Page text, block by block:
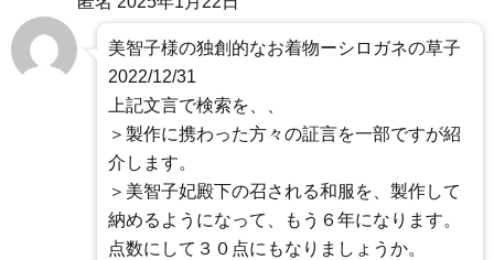
美智子様の独創的なお着物ーシロガネの草子
2022/12/31
上記文言で検索を、、
＞製作に携わった方々の証言を一部ですが紹
介します。
＞美智子妃殿下の召される和服を、製作して
納めるようになって、もう６年になります。
点数にして３０点にもなりましょうか。